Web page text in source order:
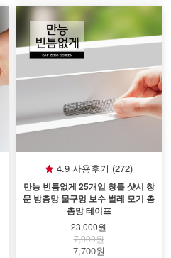
4.9 사용후기 (272)
만능 빈틈없게 25개입 창틀 샷시 창
문 방충망 물구멍 보수 벌레 모기 촘
촘망 테이프
23,000원
7,900원
7,700원